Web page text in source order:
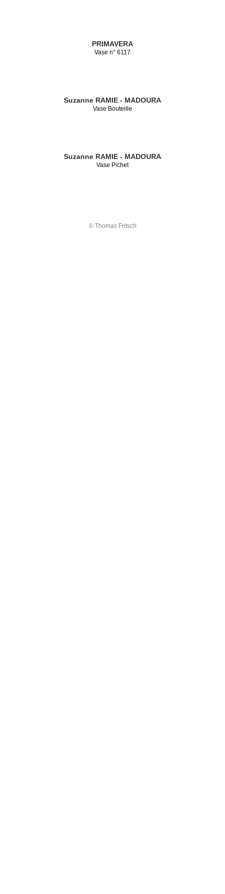
PRIMAVERA
Vase n° 6117
Suzanne RAMIE - MADOURA
Vase Bouteille
Suzanne RAMIE - MADOURA
Vase Pichet
© Thomas Fritsch